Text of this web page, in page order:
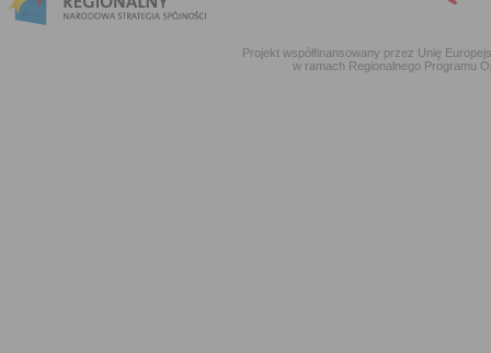
Projekt współfinansowany przez Unię
w ramach Regionalnego Programu